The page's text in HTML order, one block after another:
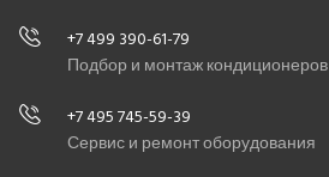
+7 499 390-61-79
Подбор и монтаж кондиционеров
+7 495 745-59-39
Сервис и ремонт оборудования